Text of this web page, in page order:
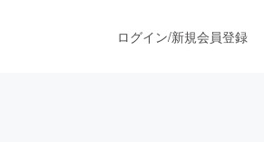
ログイン/新規会員登録